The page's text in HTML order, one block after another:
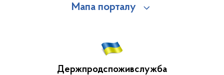
Мапа порталу
Держпродспоживслужба